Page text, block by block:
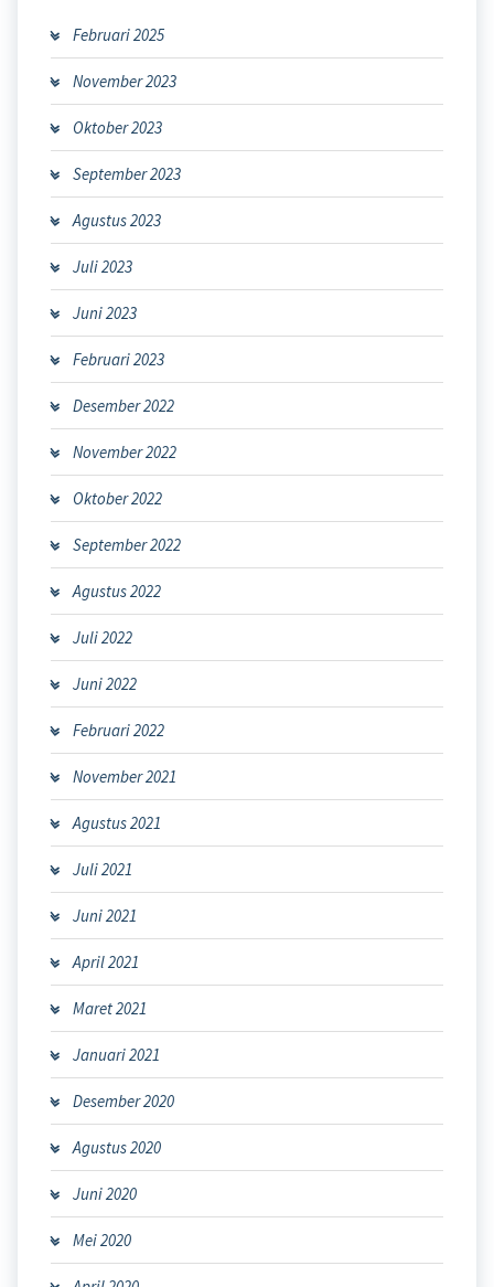
Februari 2025
November 2023
Oktober 2023
September 2023
Agustus 2023
Juli 2023
Juni 2023
Februari 2023
Desember 2022
November 2022
Oktober 2022
September 2022
Agustus 2022
Juli 2022
Juni 2022
Februari 2022
November 2021
Agustus 2021
Juli 2021
Juni 2021
April 2021
Maret 2021
Januari 2021
Desember 2020
Agustus 2020
Juni 2020
Mei 2020